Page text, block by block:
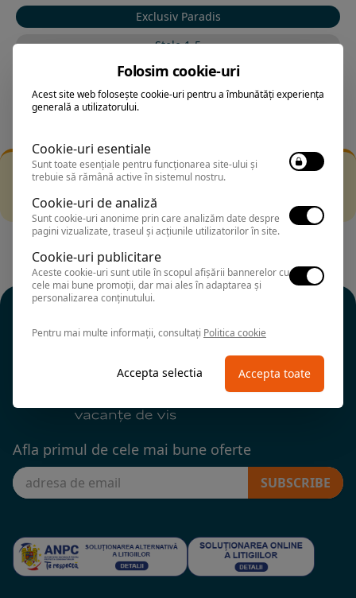
Exclusiv Paradis
Stele 1-5
Stele 5-1
Filtrarea nu a returnat niciun rezultat
alte fitre.
Afla primul de cele mai bune oferte
SUBSCRIBE
Folosim cookie-uri
Acest site web folosește cookie-uri pentru a îmbunătăți experiența
generală a utilizatorului.
Cookie-uri esentiale
Sunt toate esențiale pentru funcționarea site-ului și
trebuie să rămână active în sistemul nostru.
Cookie-uri de analiză
Sunt cookie-uri anonime prin care analizăm date despre
pagini vizualizate, traseul și acțiunile utilizatorilor în site.
Cookie-uri publicitare
Aceste cookie-uri sunt utile în scopul afișării bannerelor cu
cele mai bune promoții, dar mai ales în adaptarea și
personalizarea conținutului.
Pentru mai multe informații, consultați Politica cookie
Accepta selectia Accepta toate